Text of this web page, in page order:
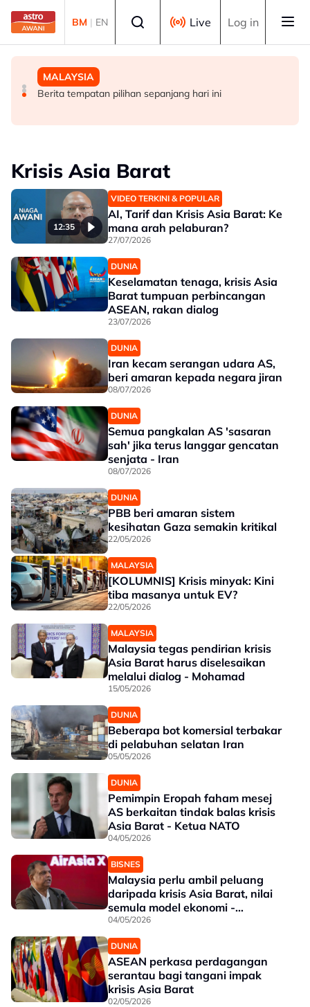
Skip to main content
BM | EN Live Log in
MALAYSIA
Ikatan gesa majikan utamakan kesihatan mental di
DUNIA
19 bangunan runtuh di Cali, Colombia akibat gempa
MALAYSIA
Berita tempatan pilihan sepanjang hari ini
Krisis Asia Barat
12:35
VIDEO TERKINI & POPULAR
AI, Tarif dan Krisis Asia Barat: Ke
mana arah pelaburan?
27/07/2026
DUNIA
Keselamatan tenaga, krisis Asia
Barat tumpuan perbincangan
ASEAN, rakan dialog
23/07/2026
DUNIA
Iran kecam serangan udara AS,
beri amaran kepada negara jiran
08/07/2026
DUNIA
Semua pangkalan AS 'sasaran
sah' jika terus langgar gencatan
senjata - Iran
08/07/2026
DUNIA
PBB beri amaran sistem
kesihatan Gaza semakin kritikal
22/05/2026
MALAYSIA
[KOLUMNIS] Krisis minyak: Kini
tiba masanya untuk EV?
22/05/2026
MALAYSIA
Malaysia tegas pendirian krisis
Asia Barat harus diselesaikan
melalui dialog - Mohamad
15/05/2026
DUNIA
Beberapa bot komersial terbakar
di pelabuhan selatan Iran
05/05/2026
DUNIA
Pemimpin Eropah faham mesej
AS berkaitan tindak balas krisis
Asia Barat - Ketua NATO
04/05/2026
BISNES
Malaysia perlu ambil peluang
daripada krisis Asia Barat, nilai
semula model ekonomi -
Fernandes
04/05/2026
DUNIA
ASEAN perkasa perdagangan
serantau bagi tangani impak
krisis Asia Barat
02/05/2026